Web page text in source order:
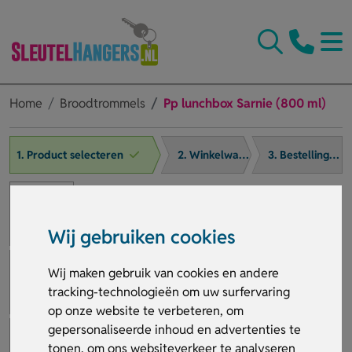
Wij gebruiken cookies
Wij maken gebruik van cookies en andere
tracking-technologieën om uw surfervaring
op onze website te verbeteren, om
gepersonaliseerde inhoud en advertenties te
tonen, om ons websiteverkeer te analyseren
Home Broodtrommels Pp lunchbox Sarnie (800 ml)
1. Product selecteren 2. Winkelwagen 3. Bestelling afronden